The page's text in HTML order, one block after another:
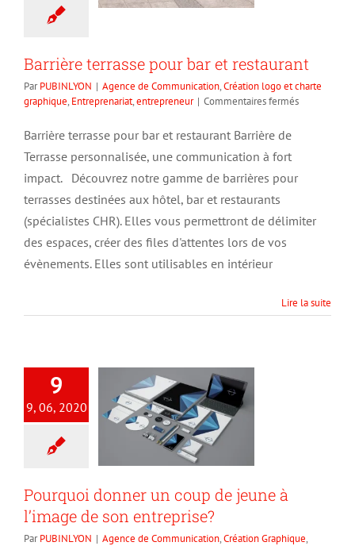
Barrière terrasse pour bar et restaurant
ParPUBINLYON | Agence de Communication,Création logo et charte
graphique, Entreprenariat,entrepreneur | Commentaires ferméssur
Barrière terrasse pour bar et restaurant Barrière de
Terrasse personnalisée, une communication à fort
impact. Découvrez notre gamme de barrières pour
terrasses destinées aux hôtel, bar et restaurants
(spécialistes CHR). Elles vous permettront de délimiter
des espaces, créer des files d'attentes lors de vos
évènements. Elles sont utilisables en intérieur
Lire la suite
9
9, 06, 2020
Pourquoi donner un coup de jeune à
l’image de son entreprise?
ParPUBINLYON | Agence de Communication,Création Graphique,